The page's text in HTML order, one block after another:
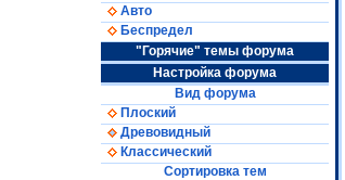
Авто
Беспредел
"Горячие" темы форума
Настройка форума
Вид форума
Плоский
Древовидный
Классический
Сортировка тем